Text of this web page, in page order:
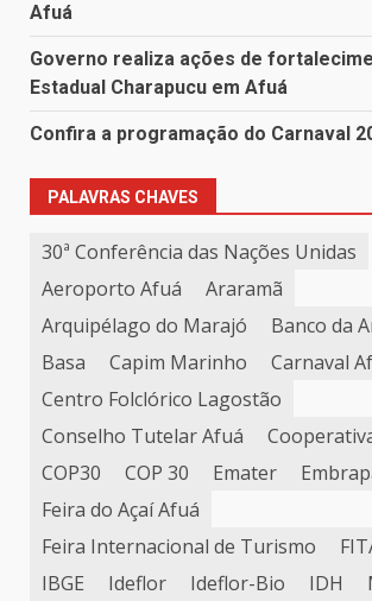
Afuá
Governo realiza ações de
Estadual Charapucu em Afuá
Confira a programação do Carnaval
PALAVRAS CHAVES
30ª Conferência das Nações Unidas
Aeroporto Afuá
Araramã
Arquipélago do Marajó
Banco da
Basa
Capim Marinho
Carnaval
Centro Folclórico Lagostão
Conselho Tutelar Afuá
COP30
COP 30 Emater
Feira do Açaí Afuá
Feira Internacional de Turismo
IBGE
Ideflor Ideflor-Bio IDH